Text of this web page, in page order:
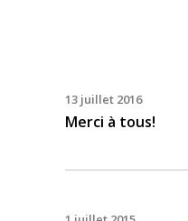
13 juillet 2016
Merci à tous!